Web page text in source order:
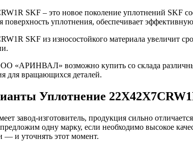
SKF – это новое поколение уплотнений SKF
поверхность уплотнения, обеспечивает
SKF из износостойкого материала увеличит
«АРИНВАЛ» возможно купить со склада
для вращающихся деталей.
Уплотнение
завод-изготовитель, продукция сильно
одну марку, если необходимо высокое
и уточнять этот момент.